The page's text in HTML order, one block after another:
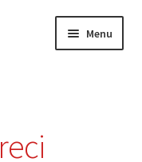
Menu